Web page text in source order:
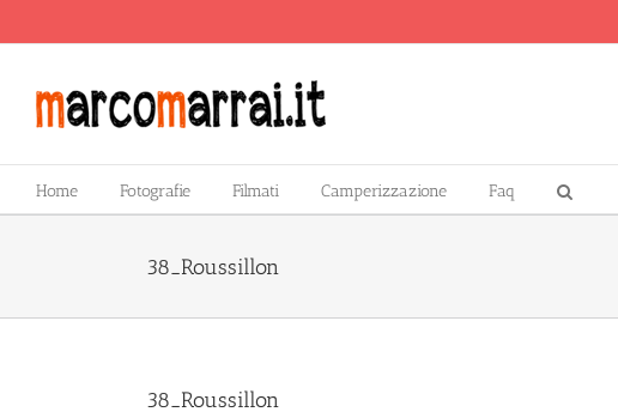
Home Fotografie Filmati Camperizzazione Faq
38_Roussillon
38_Roussillon